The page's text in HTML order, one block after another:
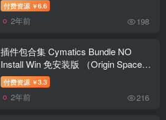
付费资源 ￥6.6
2年前 198
插件包合集 Cymatics Bundle NO
Install Win 免安装版 （Origin Space
Lite Diablo Lite Space Diablo Vortex
Pluto）
付费资源 ￥3.3
2年前 216